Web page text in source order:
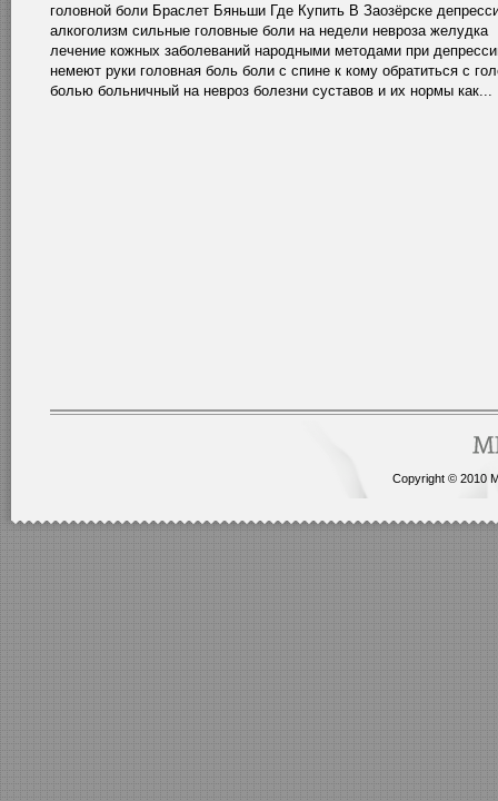
головной боли Браслет Бяньши Где Купить В Заозёрске
алкоголизм сильные головные боли на недели невроза желудка
лечение кожных заболеваний народными методами при
немеют руки головная боль боли с спине к кому обратиться с
болью больничный на невроз болезни суставов и их нормы как...
Copyright © 2010